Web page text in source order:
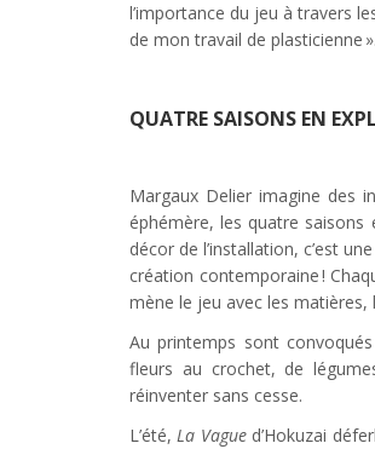
l’importance du jeu à travers
de mon travail de plasticienne ».
QUATRE SAISONS EN
Margaux Delier imagine des
éphémère, les quatre
décor de l’installation, c’est
création contemporaine !
mène le jeu avec les
Au printemps sont
fleurs au crochet, de
réinventer sans cesse.
L’été,La Vagued’Hokuzai